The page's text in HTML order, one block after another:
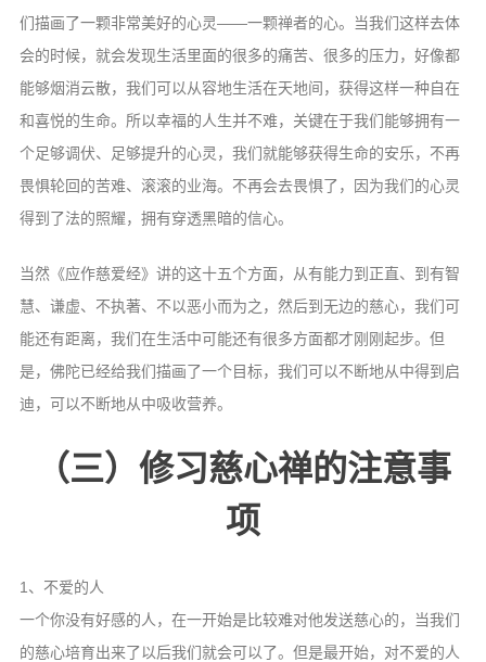
们描画了一颗非常美好的心灵——一颗禅者的心。当我们这样去体
会的时候，就会发现生活里面的很多的痛苦、很多的压力，好像都
能够烟消云散，我们可以从容地生活在天地间，获得这样一种自在
和喜悦的生命。所以幸福的人生并不难，关键在于我们能够拥有一
个足够调伏、足够提升的心灵，我们就能够获得生命的安乐，不再
畏惧轮回的苦难、滚滚的业海。不再会去畏惧了，因为我们的心灵
得到了法的照耀，拥有穿透黑暗的信心。
当然《应作慈爱经》讲的这十五个方面，从有能力到正直、到有智
慧、谦虚、不执著、不以恶小而为之，然后到无边的慈心，我们可
能还有距离，我们在生活中可能还有很多方面都才刚刚起步。但
是，佛陀已经给我们描画了一个目标，我们可以不断地从中得到启
迪，可以不断地从中吸收营养。
（三）修习慈心禅的注意事
项
1、不爱的人
一个你没有好感的人，在一开始是比较难对他发送慈心的，当我们
的慈心培育出来了以后我们就会可以了。但是最开始，对不爱的人